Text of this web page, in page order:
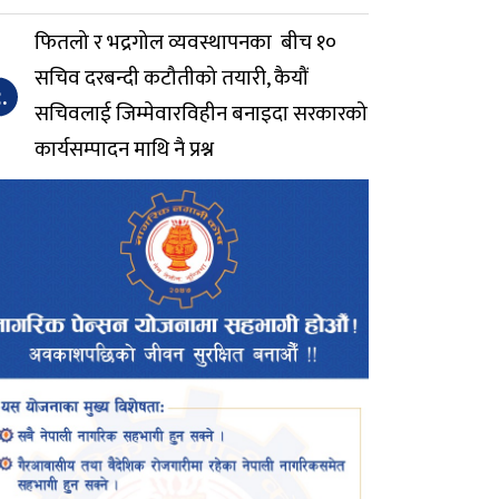
फितलो र भद्रगोल व्यवस्थापनका बीच १०
सचिव दरबन्दी कटौतीको तयारी, कैयौं
सचिवलाई जिम्मेवारविहीन बनाइदा सरकारको
कार्यसम्पादन माथि नै प्रश्न